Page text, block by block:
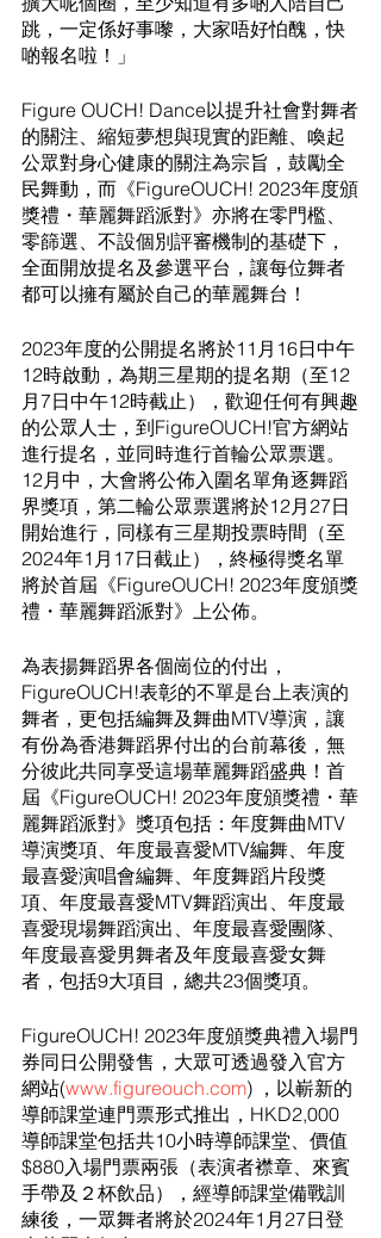
跳，一定係好事嚟，大家唔好怕醜，快
啲報名啦！」
Figure OUCH! Dance以提升社會對舞者
的關注、縮短夢想與現實的距離、喚起
公眾對身心健康的關注為宗旨，鼓勵全
民舞動，而《FigureOUCH! 2023年度頒
獎禮・華麗舞蹈派對》亦將在零門檻、
零篩選、不設個別評審機制的基礎下，
全面開放提名及參選平台，讓每位舞者
都可以擁有屬於自己的華麗舞台！
2023年度的公開提名將於11月16日中午
12時啟動，為期三星期的提名期（至12
月7日中午12時截止），歡迎任何有興趣
的公眾人士，到FigureOUCH!官方網站
進行提名，並同時進行首輪公眾票選。
12月中，大會將公佈入圍名單角逐舞蹈
界獎項，第二輪公眾票選將於12月27日
開始進行，同樣有三星期投票時間（至
2024年1月17日截止），終極得獎名單
將於首屆《FigureOUCH! 2023年度頒獎
禮・華麗舞蹈派對》上公佈。
為表揚舞蹈界各個崗位的付出，
FigureOUCH!表彰的不單是台上表演的
舞者，更包括編舞及舞曲MTV導演，讓
有份為香港舞蹈界付出的台前幕後，無
分彼此共同享受這場華麗舞蹈盛典！首
屆《FigureOUCH! 2023年度頒獎禮・華
麗舞蹈派對》獎項包括：年度舞曲MTV
導演獎項、年度最喜愛MTV編舞、年度
最喜愛演唱會編舞、年度舞蹈片段獎
項、年度最喜愛MTV舞蹈演出、年度最
喜愛現場舞蹈演出、年度最喜愛團隊、
年度最喜愛男舞者及年度最喜愛女舞
者，包括9大項目，總共23個獎項。
FigureOUCH! 2023年度頒獎典禮入場門
券同日公開發售，大眾可透過發入官方
網站(www.figureouch.com) ，以嶄新的
導師課堂連門票形式推出，HKD2,000
導師課堂包括共10小時導師課堂、價值
$880入場門票兩張（表演者襟章、來賓
手帶及２杯飲品），經導師課堂備戰訓
練後，一眾舞者將於2024年1月27日登